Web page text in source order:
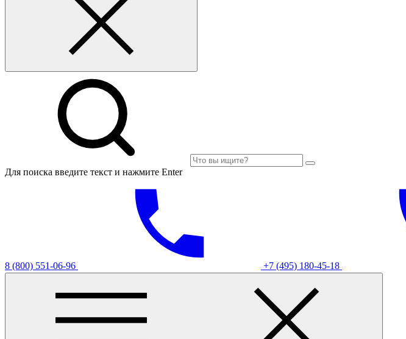
Для поиска введите текст и нажмите Enter
8 (800) 551-06-96 +7 (495) 180-45-18